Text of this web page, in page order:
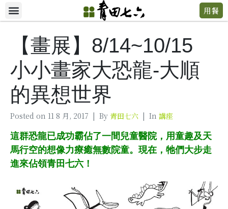
用餐
【畫展】8/14~10/15
小小畫家大恐龍-大順
的異想世界
Posted on 11 8 月, 2017 By 青田七六 In 講座
這群恐龍已成功霸佔了一間兒童醫院，用童趣及天
馬行空的想像力療癒無數院童。現在，牠們大步走
進來佔領青田七六！